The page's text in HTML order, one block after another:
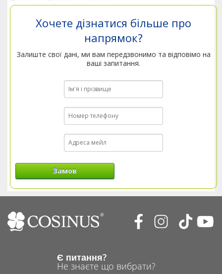
Хочете дізнатися більше про
напрямок?
Залиште свої дані, ми вам передзвонимо та відповімо на
ваші запитання.
Замов
Є питання?
Не знаєте що вибрати?